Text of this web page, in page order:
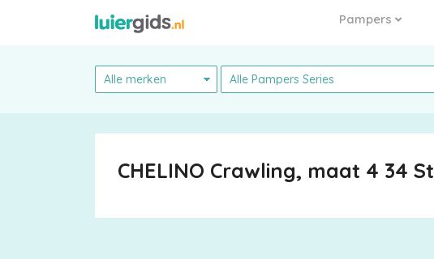
Pampers
CHELINO Crawling, maat 4 34 St